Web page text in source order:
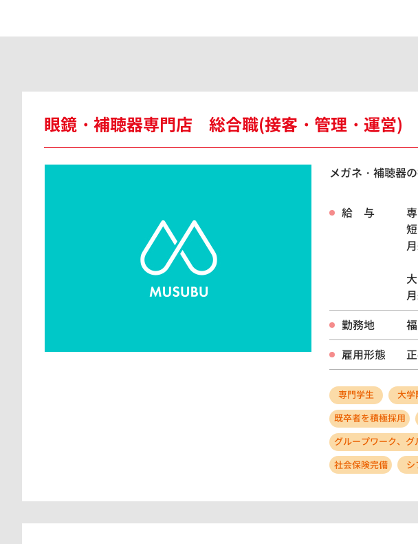
東京都
眼鏡・補聴器専門店 総合職(接客・管理・運営)
メガネ・補聴器
給 与
勤務地
雇用形態
専門学生 大学
既卒者を積極採用
グループワーク、
社会保険完備
シ